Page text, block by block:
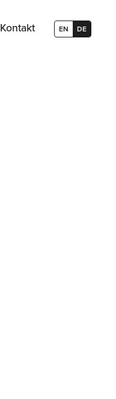
Kontakt EN DE